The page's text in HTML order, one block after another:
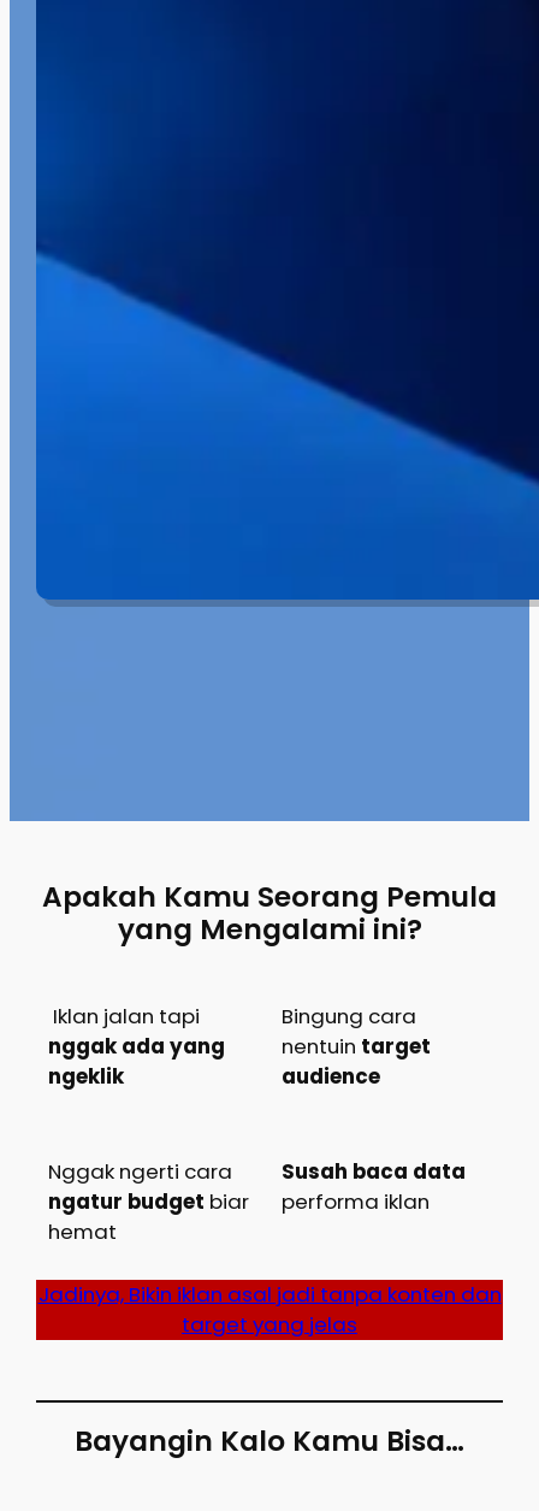
Apakah Kamu Seorang Pemula
yang Mengalami ini?
Iklan jalan tapi
nggak ada yang
ngeklik
Bingung cara
nentuin target
audience
Nggak ngerti cara
ngatur budget biar
hemat
Susah baca data
performa iklan
Jadinya, Bikin iklan asal jadi tanpa konten dan
target yang jelas
Bayangin Kalo Kamu Bisa…